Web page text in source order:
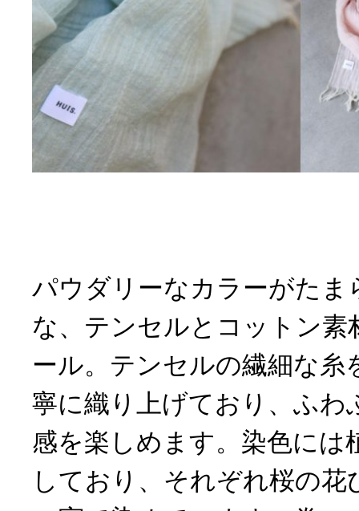
パウダリーなカラーがたま
な、テンセルとコットン素
ール。テンセルの繊細な糸
寧に織り上げており、ふわ
感を楽しめます。染色には
しており、それぞれ桜の